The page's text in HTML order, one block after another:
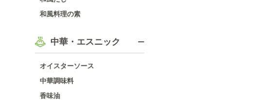
和風料理の素
中華・エスニック
オイスターソース
中華調味料
香味油